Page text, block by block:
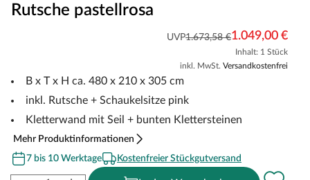
Rutsche pastellrosa
UVP1.673,58 €1.049,00 €
Inhalt: 1 Stück
inkl. MwSt. Versandkostenfrei
B x T x H ca. 480 x 210 x 305 cm
inkl. Rutsche + Schaukelsitze pink
Kletterwand mit Seil + bunten Klettersteinen
Mehr Produktinformationen
7 bis 10 Werktage
Kostenfreier Stückgutversand